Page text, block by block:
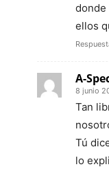
donde
ellos
A-
8 junio
Tan
Tú
lo